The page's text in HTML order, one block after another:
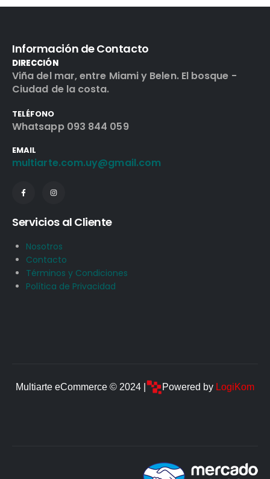
Información de Contacto
DIRECCIÓN
Viña del mar, entre Miami y Belen. El bosque -
Ciudad de la costa.
TELÉFONO
Whatsapp 093 844 059
EMAIL
multiarte.com.uy@gmail.com
Servicios al Cliente
Nosotros
Contacto
Términos y Condiciones
Política de Privacidad
Multiarte eCommerce © 2024 | Powered by LogiKom